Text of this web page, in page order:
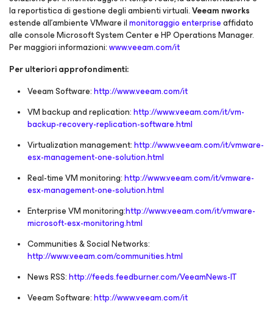
la reportistica di gestione degli ambienti virtuali.Veeam nworks
estende all’ambiente VMware ilmonitoraggio enterpriseaffidato
alle console Microsoft System Center e HP Operations Manager.
Per maggiori informazioni:www.veeam.com/it
Per ulteriori approfondimenti:
Veeam Software:http://www.veeam.com/it
VM backup and replication:http://www.veeam.com/it/vm-
backup-recovery-replication-software.html
Virtualization management:http://www.veeam.com/it/vmware-
esx-management-one-solution.html
Real-time VM monitoring:http://www.veeam.com/it/vmware-
esx-management-one-solution.html
Enterprise VM monitoring:http://www.veeam.com/it/vmware-
microsoft-esx-monitoring.html
Communities & Social Networks:
http://www.veeam.com/communities.html
News RSS:http://feeds.feedburner.com/VeeamNews-IT
Veeam Software:http://www.veeam.com/it